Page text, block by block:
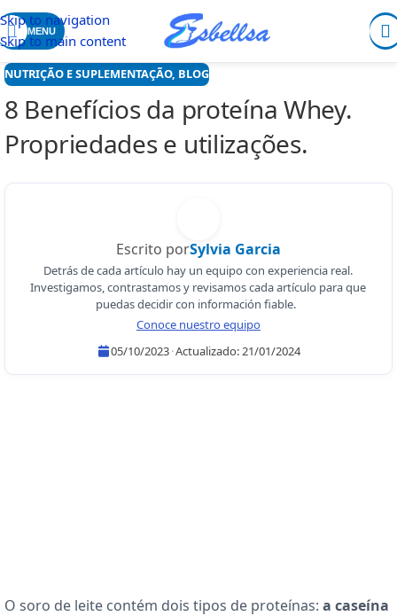
Skip to navigation
Skip to main content
MENU
NUTRIÇÃO E SUPLEMENTAÇÃO, BLOG
8 Benefícios da proteína Whey.
Propriedades e utilizações.
Escrito porSylvia Garcia
Detrás de cada artículo hay un equipo con experiencia real.
Investigamos, contrastamos y revisamos cada artículo para que
puedas decidir con información fiable.
Conoce nuestro equipo
05/10/2023·Actualizado: 21/01/2024
O soro de leite contém dois tipos de proteínas: a caseína